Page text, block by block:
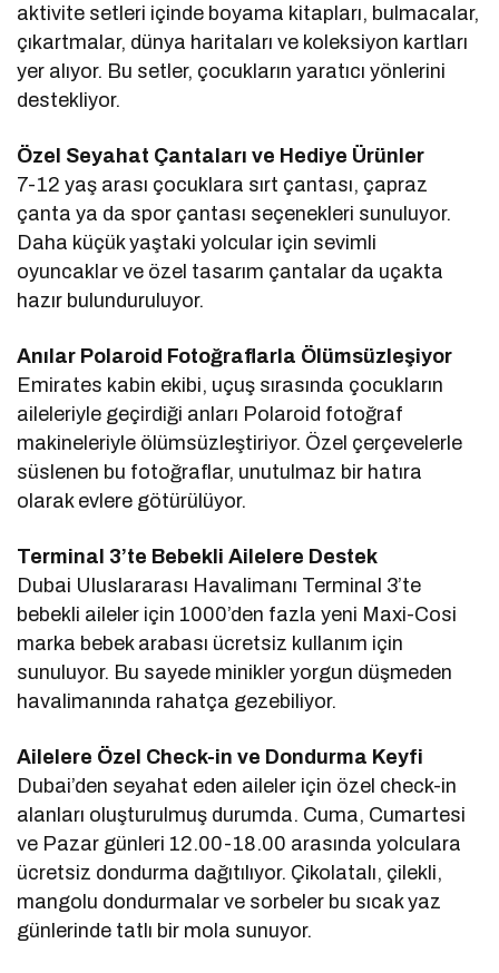
aktivite setleri içinde boyama kitapları, bulmacalar,
çıkartmalar, dünya haritaları ve koleksiyon kartları
yer alıyor. Bu setler, çocukların yaratıcı yönlerini
destekliyor.
Özel Seyahat Çantaları ve Hediye Ürünler
7-12 yaş arası çocuklara sırt çantası, çapraz
çanta ya da spor çantası seçenekleri sunuluyor.
Daha küçük yaştaki yolcular için sevimli
oyuncaklar ve özel tasarım çantalar da uçakta
hazır bulunduruluyor.
Anılar Polaroid Fotoğraflarla Ölümsüzleşiyor
Emirates kabin ekibi, uçuş sırasında çocukların
aileleriyle geçirdiği anları Polaroid fotoğraf
makineleriyle ölümsüzleştiriyor. Özel çerçevelerle
süslenen bu fotoğraflar, unutulmaz bir hatıra
olarak evlere götürülüyor.
Terminal 3’te Bebekli Ailelere Destek
Dubai Uluslararası Havalimanı Terminal 3’te
bebekli aileler için 1000’den fazla yeni Maxi-Cosi
marka bebek arabası ücretsiz kullanım için
sunuluyor. Bu sayede minikler yorgun düşmeden
havalimanında rahatça gezebiliyor.
Ailelere Özel Check-in ve Dondurma Keyfi
Dubai’den seyahat eden aileler için özel check-in
alanları oluşturulmuş durumda. Cuma, Cumartesi
ve Pazar günleri 12.00-18.00 arasında yolculara
ücretsiz dondurma dağıtılıyor. Çikolatalı, çilekli,
mangolu dondurmalar ve sorbeler bu sıcak yaz
günlerinde tatlı bir mola sunuyor.